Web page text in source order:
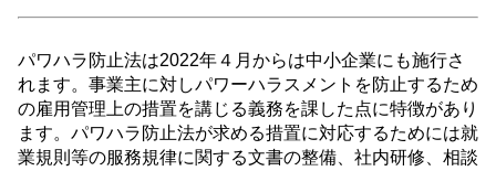
パワハラ防止法は2022年４月からは中小企業にも施行さ
れます。事業主に対しパワーハラスメントを防止するため
の雇用管理上の措置を講じる義務を課した点に特徴があり
ます。パワハラ防止法が求める措置に対応するためには就
業規則等の服務規律に関する文書の整備、社内研修、相談